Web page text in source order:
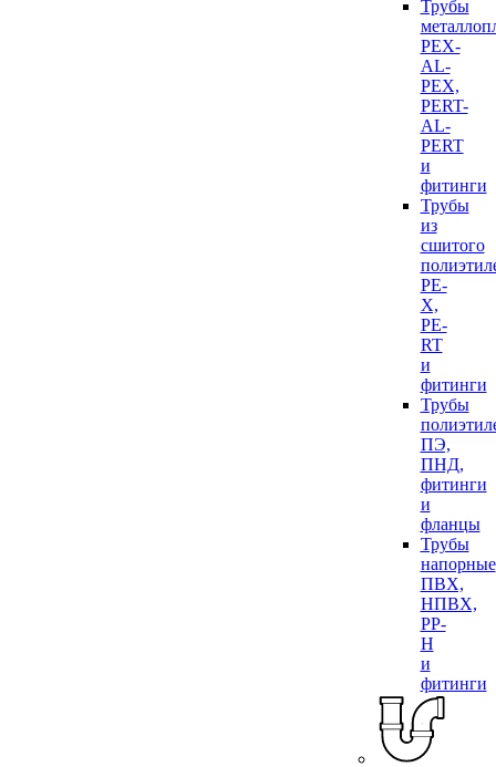
Трубы
PEX-
AL-
PEX,
PERT-
AL-
PERT
и
фитинги
Трубы
из
сшитого
PE-
X,
PE-
RT
и
фитинги
Трубы
ПЭ,
ПНД,
фитинги
и
фланцы
Трубы
напорные
ПВХ,
НПВХ,
PP-
H
и
фитинги